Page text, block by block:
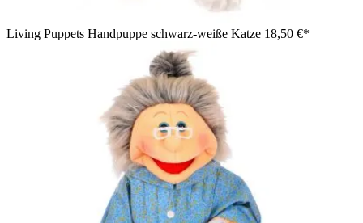
Living Puppets Handpuppe schwarz-weiße Katze 18,50 €*